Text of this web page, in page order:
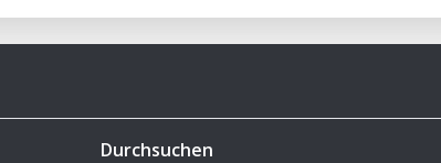
Durchsuchen